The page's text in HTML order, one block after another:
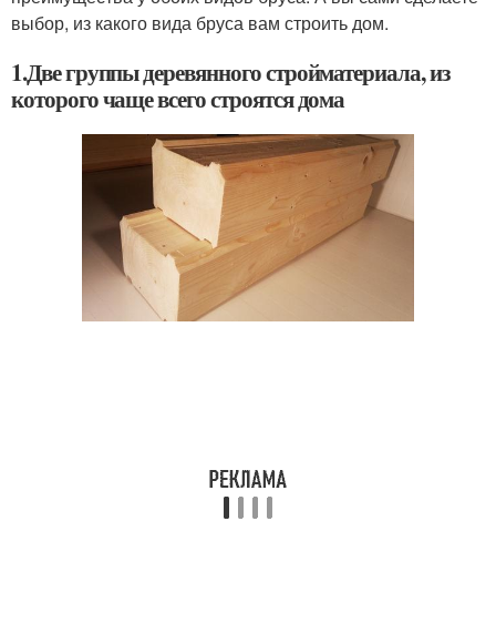
выбор, из какого вида бруса вам строить дом.
1.Две группы деревянного стройматериала, из
которого чаще всего строятся дома